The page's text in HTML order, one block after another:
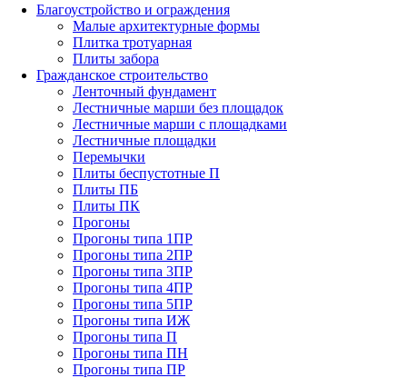
Благоустройство и ограждения
Малые архитектурные формы
Плитка тротуарная
Плиты забора
Гражданское строительство
Ленточный фундамент
Лестничные марши без площадок
Лестничные марши с площадками
Лестничные площадки
Перемычки
Плиты беспустотные П
Плиты ПБ
Плиты ПК
Прогоны
Прогоны типа 1ПР
Прогоны типа 2ПР
Прогоны типа 3ПР
Прогоны типа 4ПР
Прогоны типа 5ПР
Прогоны типа ИЖ
Прогоны типа П
Прогоны типа ПН
Прогоны типа ПР